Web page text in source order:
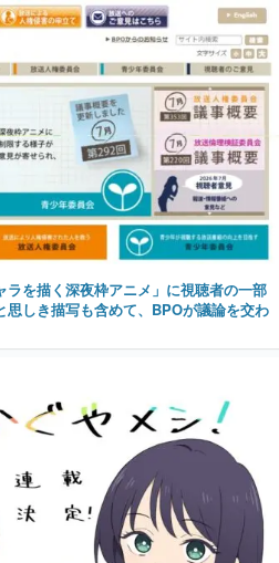
ラを描く深夜枠アニメ」に視聴者の一部
しき描写も含めて、BPOが議論を交わ